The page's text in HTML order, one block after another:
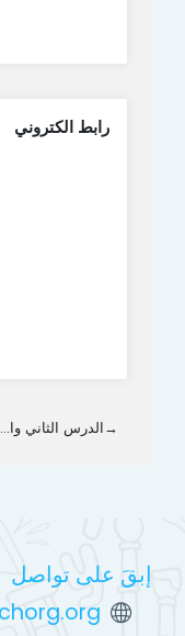
رابط الكتروني
→الدرس الثاني وا...
إبقَ على تواصل